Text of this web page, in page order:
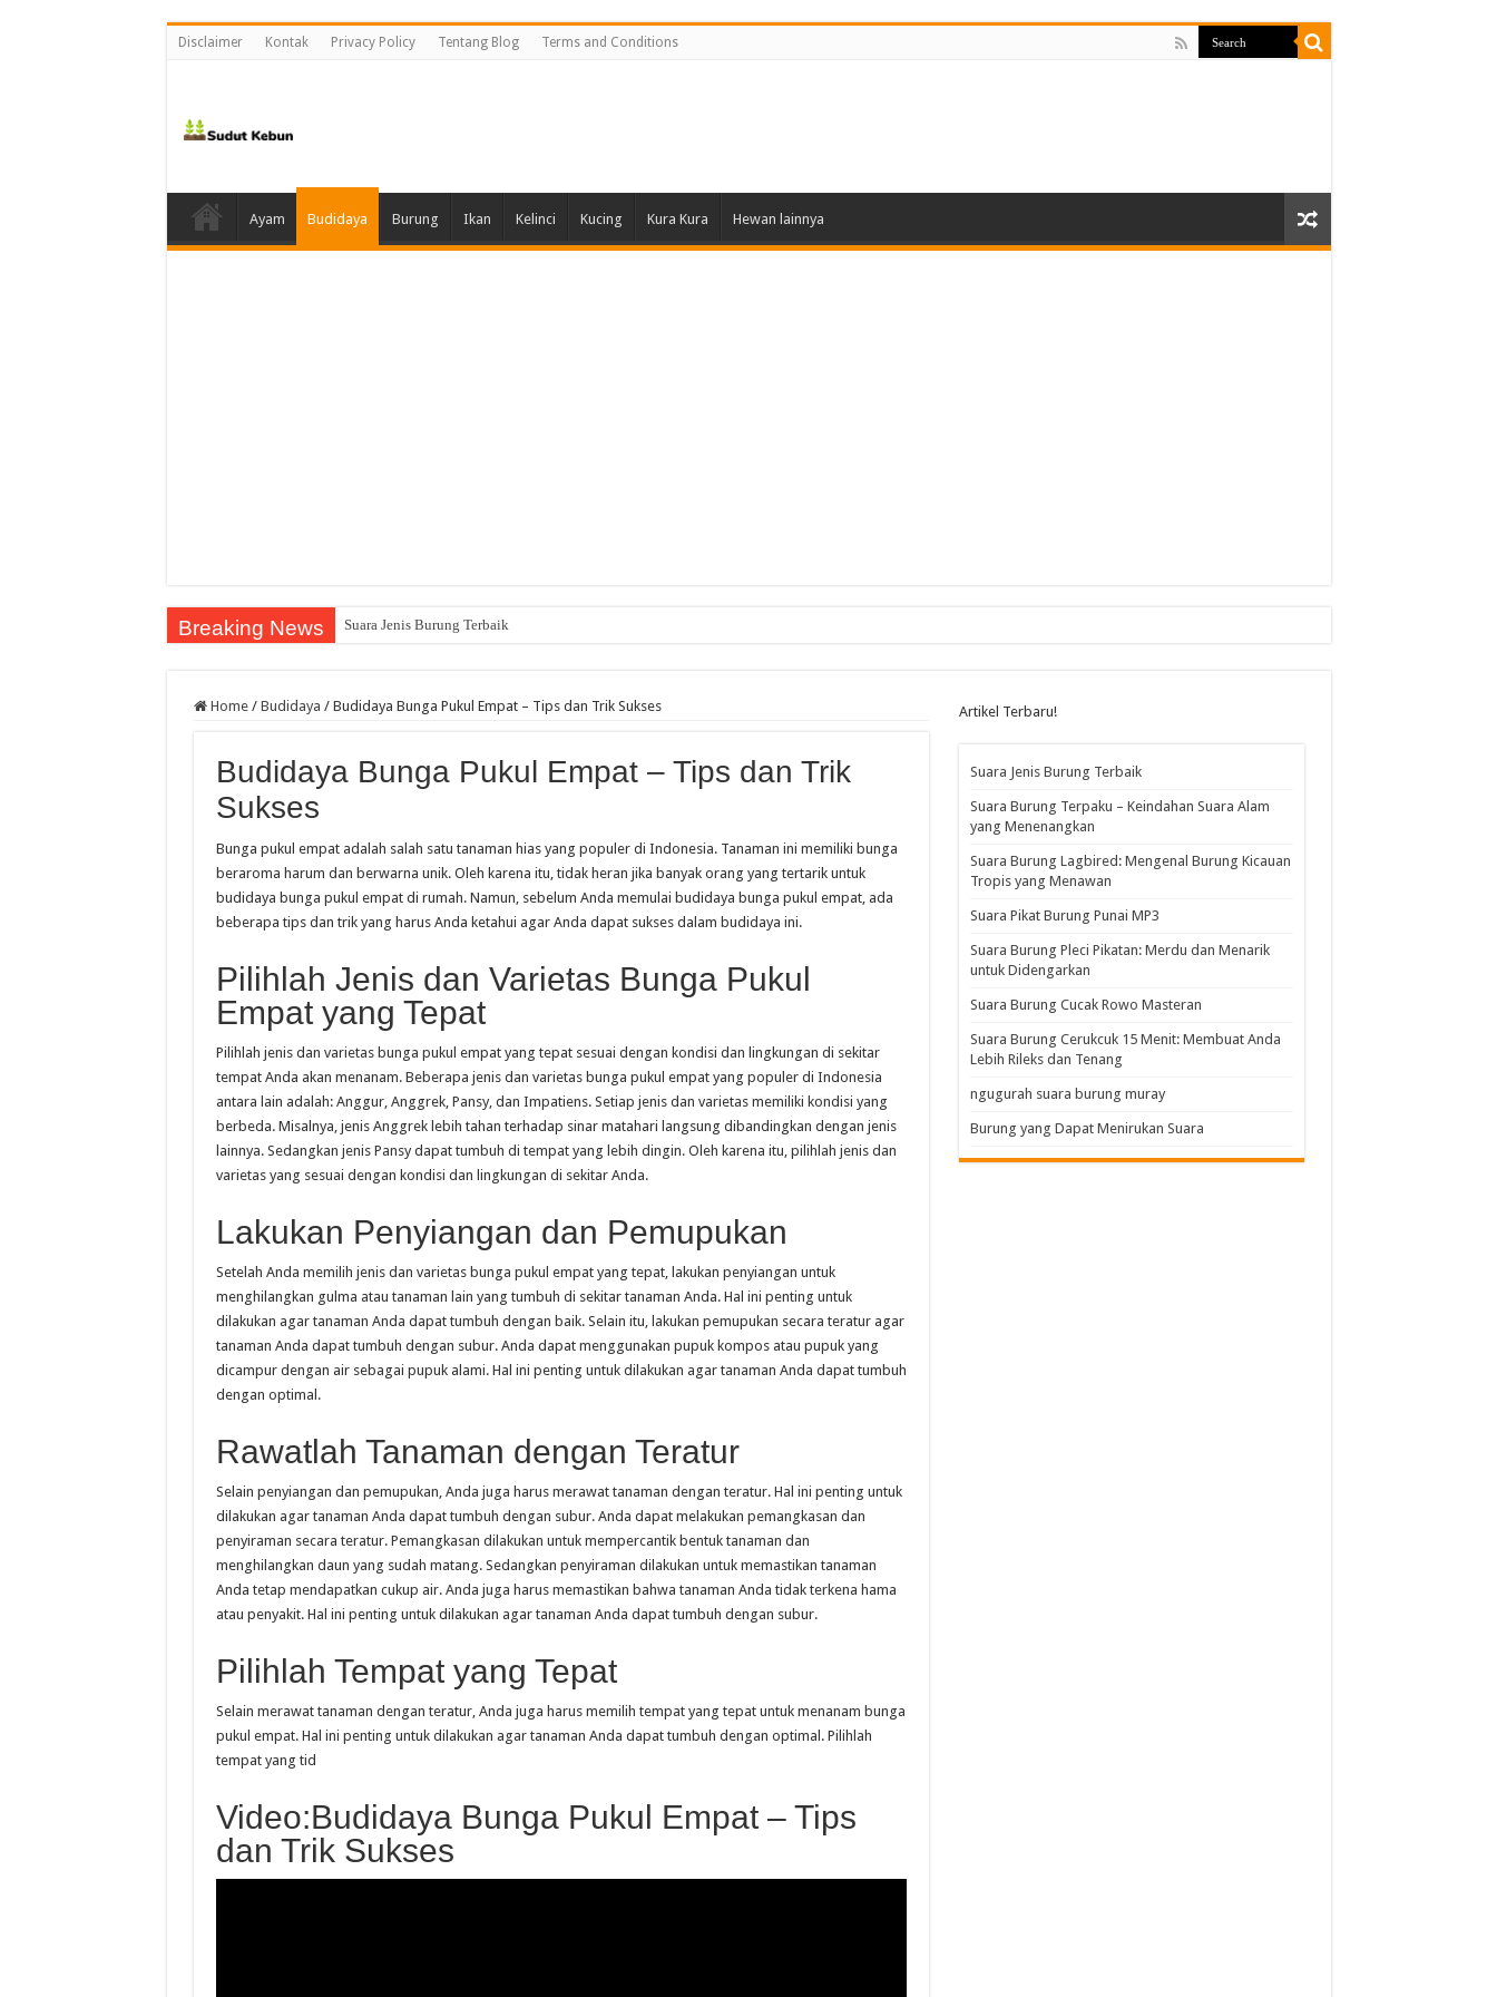
Disclaimer Kontak Privacy Policy Tentang Blog Terms and Conditions
Ayam Budidaya Burung Ikan Kelinci Kucing Kura Kura Hewan lainnya
Breaking News Suara Jenis Burung Terbaik
Home / Budidaya / Budidaya Bunga Pukul Empat – Tips dan Trik Sukses
Budidaya Bunga Pukul Empat – Tips dan Trik
Sukses
Bunga pukul empat adalah salah satu tanaman hias yang populer di Indonesia. Tanaman ini memiliki bunga
beraroma harum dan berwarna unik. Oleh karena itu, tidak heran jika banyak orang yang tertarik untuk
budidaya bunga pukul empat di rumah. Namun, sebelum Anda memulai budidaya bunga pukul empat, ada
beberapa tips dan trik yang harus Anda ketahui agar Anda dapat sukses dalam budidaya ini.
Pilihlah Jenis dan Varietas Bunga Pukul
Empat yang Tepat
Pilihlah jenis dan varietas bunga pukul empat yang tepat sesuai dengan kondisi dan lingkungan di sekitar
tempat Anda akan menanam. Beberapa jenis dan varietas bunga pukul empat yang populer di Indonesia
antara lain adalah: Anggur, Anggrek, Pansy, dan Impatiens. Setiap jenis dan varietas memiliki kondisi yang
berbeda. Misalnya, jenis Anggrek lebih tahan terhadap sinar matahari langsung dibandingkan dengan jenis
lainnya. Sedangkan jenis Pansy dapat tumbuh di tempat yang lebih dingin. Oleh karena itu, pilihlah jenis dan
varietas yang sesuai dengan kondisi dan lingkungan di sekitar Anda.
Lakukan Penyiangan dan Pemupukan
Setelah Anda memilih jenis dan varietas bunga pukul empat yang tepat, lakukan penyiangan untuk
menghilangkan gulma atau tanaman lain yang tumbuh di sekitar tanaman Anda. Hal ini penting untuk
dilakukan agar tanaman Anda dapat tumbuh dengan baik. Selain itu, lakukan pemupukan secara teratur agar
tanaman Anda dapat tumbuh dengan subur. Anda dapat menggunakan pupuk kompos atau pupuk yang
dicampur dengan air sebagai pupuk alami. Hal ini penting untuk dilakukan agar tanaman Anda dapat tumbuh
dengan optimal.
Rawatlah Tanaman dengan Teratur
Selain penyiangan dan pemupukan, Anda juga harus merawat tanaman dengan teratur. Hal ini penting untuk
dilakukan agar tanaman Anda dapat tumbuh dengan subur. Anda dapat melakukan pemangkasan dan
penyiraman secara teratur. Pemangkasan dilakukan untuk mempercantik bentuk tanaman dan
menghilangkan daun yang sudah matang. Sedangkan penyiraman dilakukan untuk memastikan tanaman
Anda tetap mendapatkan cukup air. Anda juga harus memastikan bahwa tanaman Anda tidak terkena hama
atau penyakit. Hal ini penting untuk dilakukan agar tanaman Anda dapat tumbuh dengan subur.
Pilihlah Tempat yang Tepat
Selain merawat tanaman dengan teratur, Anda juga harus memilih tempat yang tepat untuk menanam bunga
pukul empat. Hal ini penting untuk dilakukan agar tanaman Anda dapat tumbuh dengan optimal. Pilihlah
tempat yang tid
Video:Budidaya Bunga Pukul Empat – Tips
dan Trik Sukses
Artikel Terbaru!
Suara Jenis Burung Terbaik
Suara Burung Terpaku – Keindahan Suara Alam
yang Menenangkan
Suara Burung Lagbired: Mengenal Burung Kicauan
Tropis yang Menawan
Suara Pikat Burung Punai MP3
Suara Burung Pleci Pikatan: Merdu dan Menarik
untuk Didengarkan
Suara Burung Cucak Rowo Masteran
Suara Burung Cerukcuk 15 Menit: Membuat Anda
Lebih Rileks dan Tenang
ngugurah suara burung muray
Burung yang Dapat Menirukan Suara